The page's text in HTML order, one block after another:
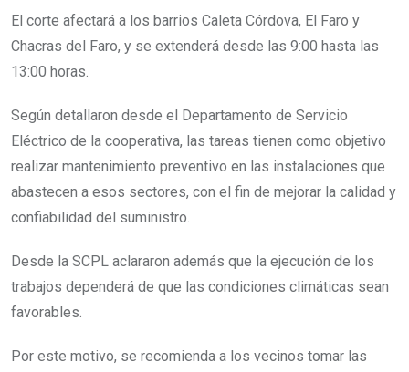
El corte afectará a los barrios Caleta Córdova, El Faro y
Chacras del Faro, y se extenderá desde las 9:00 hasta las
13:00 horas.
Según detallaron desde el Departamento de Servicio
Eléctrico de la cooperativa, las tareas tienen como objetivo
realizar mantenimiento preventivo en las instalaciones que
abastecen a esos sectores, con el fin de mejorar la calidad y
confiabilidad del suministro.
Desde la SCPL aclararon además que la ejecución de los
trabajos dependerá de que las condiciones climáticas sean
favorables.
Por este motivo, se recomienda a los vecinos tomar las